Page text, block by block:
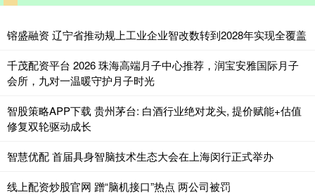
镕盛融资 辽宁省推动规上工业企业智改数转到2028年实现全覆盖
千茂配资平台 2026 珠海高端月子中心推荐，润宝安雅国际月子
会所，九对一温暖守护月子时光
智股策略APP下载 贵州茅台: 白酒行业绝对龙头, 提价赋能+估值
修复双轮驱动成长
智慧优配 首届具身智脑技术生态大会在上海闵行正式举办
线上配资炒股官网 蹭“脑机接口”热点 两公司被罚